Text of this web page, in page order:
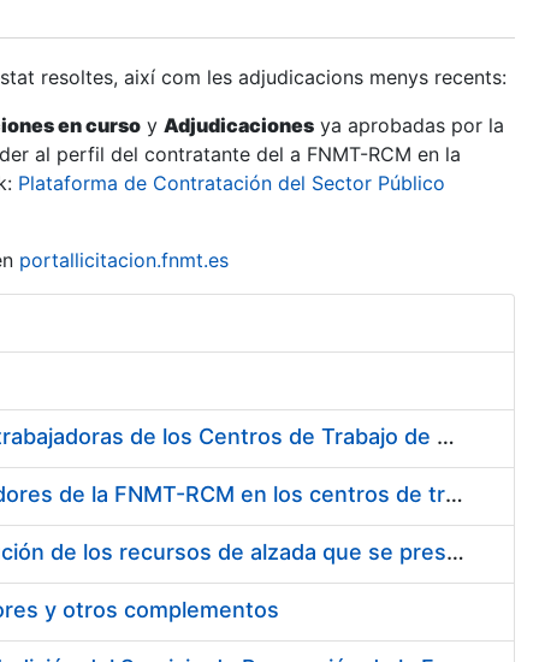
resoltes, així com les adjudicacions menys recents:
en curso y Adjudicaciones ya aprobadas por la
al perfil del contratante del a FNMT-RCM en la
Plataforma de Contratación del Sector Público
portallicitacion.fnmt.es
Suministro de Protectores Auditivos a medida para las personas trabajadoras de los Centros de Trabajo de Madrid y Burgos
Suministro de gafas graduadas antiproyecciones para los trabajadores de la FNMT-RCM en los centros de trabajo de Madrid y Burgos
Servicios de una empresa externa para el asesoramiento y resolución de los recursos de alzada que se presentan relacionados con procesos de selección para la FNMT-RCM
y otros complementos